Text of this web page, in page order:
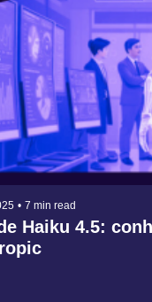
• 7 min read
Haiku 4.5: